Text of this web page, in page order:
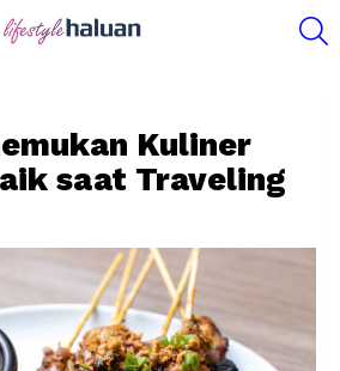
Kuliner
saat Traveling